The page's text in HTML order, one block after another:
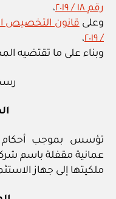
رقم ١٨ / ٢٠١٩
،
وعلى
/ ٢٠١٩
،
وبناء على ما تقتضيه
تؤسس بموجب أحكام
عمانية مقفلة باسم
ملكيتها إلى جهاز